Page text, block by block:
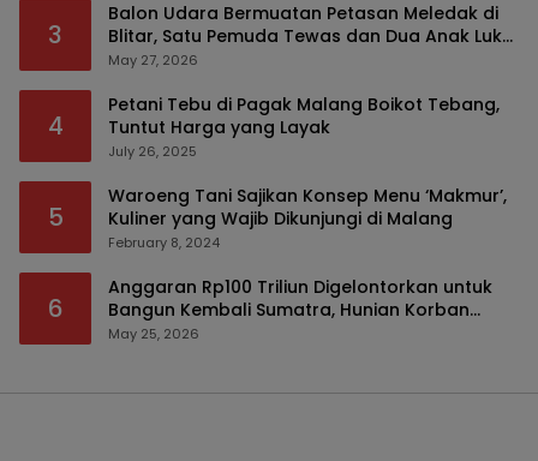
3
Balon Udara Bermuatan Petasan Meledak di
Blitar, Satu Pemuda Tewas dan Dua Anak Luka
Serius
May 27, 2026
4
Petani Tebu di Pagak Malang Boikot Tebang,
Tuntut Harga yang Layak
July 26, 2025
5
Waroeng Tani Sajikan Konsep Menu ‘Makmur’,
Kuliner yang Wajib Dikunjungi di Malang
February 8, 2024
6
Anggaran Rp100 Triliun Digelontorkan untuk
Bangun Kembali Sumatra, Hunian Korban
Bencana Bakal Difokuskan
May 25, 2026